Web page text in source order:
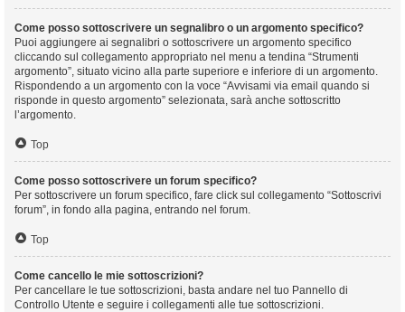
Come posso sottoscrivere un segnalibro o un argomento specifico?
Puoi aggiungere ai segnalibri o sottoscrivere un argomento specifico
cliccando sul collegamento appropriato nel menu a tendina “Strumenti
argomento”, situato vicino alla parte superiore e inferiore di un argomento.
Rispondendo a un argomento con la voce “Avvisami via email quando si
risponde in questo argomento” selezionata, sarà anche sottoscritto
l’argomento.
Top
Come posso sottoscrivere un forum specifico?
Per sottoscrivere un forum specifico, fare click sul collegamento “Sottoscrivi
forum”, in fondo alla pagina, entrando nel forum.
Top
Come cancello le mie sottoscrizioni?
Per cancellare le tue sottoscrizioni, basta andare nel tuo Pannello di
Controllo Utente e seguire i collegamenti alle tue sottoscrizioni.